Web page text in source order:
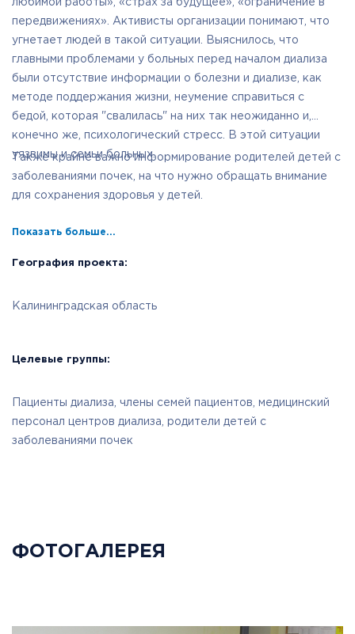
любимой работы», «страх за будущее», «ограничение в
передвижениях». Активисты организации понимают, что
угнетает людей в такой ситуации. Выяснилось, что
главными проблемами у больных перед началом диализа
были отсутствие информации о болезни и диализе, как
методе поддержания жизни, неумение справиться с
бедой, которая "свалилась" на них так неожиданно и,
конечно же, психологический стресс. В этой ситуации
уязвимы и семьи больных.
Также крайне важно информирование родителей детей с
заболеваниями почек, на что нужно обращать внимание
для сохранения здоровья у детей.
Показать больше...
География проекта:
Калининградская область
Целевые группы:
Пациенты диализа, члены семей пациентов, медицинский
персонал центров диализа, родители детей с
заболеваниями почек
ФОТОГАЛЕРЕЯ